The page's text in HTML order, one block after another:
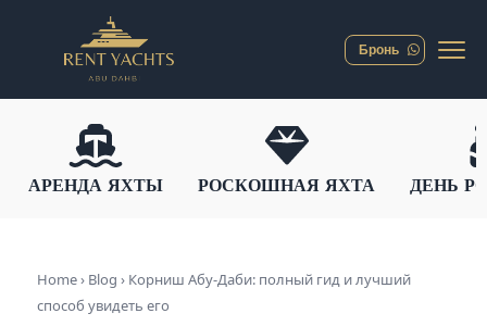
Бронь
АРЕНДА ЯХТЫ РОСКОШНАЯ ЯХТА ДЕНЬ
Home › Blog › Корниш Абу-Даби: полный гид и лучший
способ увидеть его